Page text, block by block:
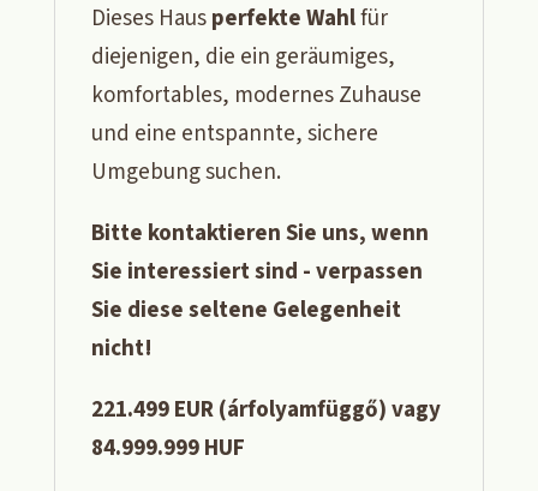
Dieses Hausperfekte Wahlfür
diejenigen, die ein geräumiges,
komfortables, modernes Zuhause
und eine entspannte, sichere
Umgebung suchen.
Bitte kontaktieren Sie uns, wenn
Sie interessiert sind - verpassen
Sie diese seltene Gelegenheit
nicht!
221.499 EUR (árfolyamfüggő) vagy
84.999.999 HUF